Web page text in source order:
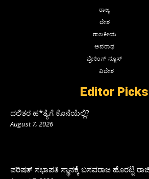
ರಾಜ್ಯ
ದೇಶ
ರಾಜಕೀಯ
ಅಪರಾಧ
ಬ್ರೇಕಿಂಗ್ ನ್ಯೂಸ್
ವಿದೇಶ
Editor Picks
ದಲಿತರ ಹ*ತ್ಯೆಗೆ ಕೊನೆಯೆಲ್ಲಿ?
August 7, 2026
ಪರಿಷತ್‌ ಸಭಾಪತಿ ಸ್ಥಾನಕ್ಕೆ ಬಸವರಾಜ ಹೊರಟ್ಟಿ